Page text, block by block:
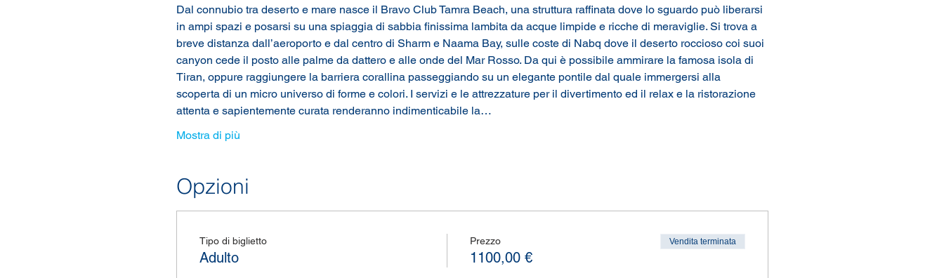
Dal connubio tra deserto e mare nasce il Bravo Club Tamra Beach, una struttura raffinata dove lo sguardo può liberarsi
in ampi spazi e posarsi su una spiaggia di sabbia finissima lambita da acque limpide e ricche di meraviglie. Si trova a
breve distanza dall’aeroporto e dal centro di Sharm e Naama Bay, sulle coste di Nabq dove il deserto roccioso coi suoi
canyon cede il posto alle palme da dattero e alle onde del Mar Rosso. Da qui è possibile ammirare la famosa isola di
Tiran, oppure raggiungere la barriera corallina passeggiando su un elegante pontile dal quale immergersi alla
scoperta di un micro universo di forme e colori. I servizi e le attrezzature per il divertimento ed il relax e la ristorazione
attenta e sapientemente curata renderanno indimenticabile la…
Mostra di più
Opzioni
Tipo di biglietto
Adulto
Prezzo
1100,00 €
Vendita terminata